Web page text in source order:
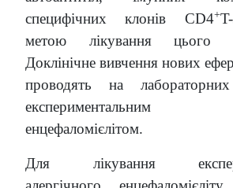
специфічних клонів CD4+
метою лікування цього
Доклінічне вивчення нових
проводять на
експериментальним
енцефаломієлітом.
Для лікування